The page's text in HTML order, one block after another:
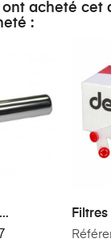
ont acheté cet
:
15851